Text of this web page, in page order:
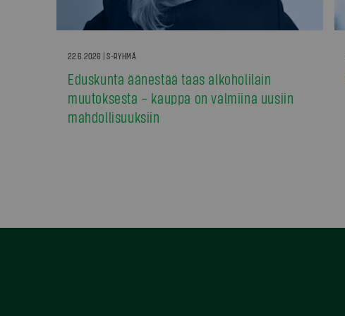
22.6.2026 | S-RYHMÄ
Eduskunta äänestää taas alkoholilain
muutoksesta – kauppa on valmiina uusiin
mahdollisuuksiin